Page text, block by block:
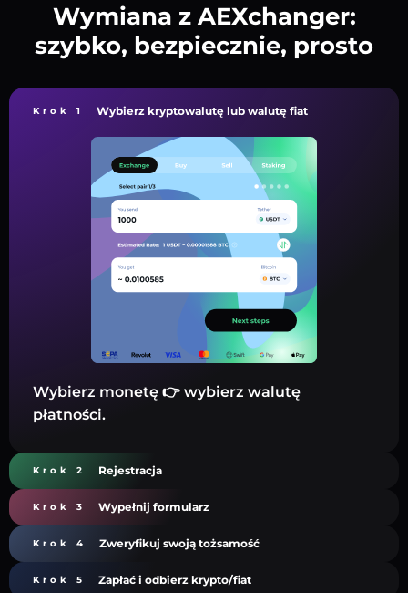
Wymiana z AEXchanger:
szybko, bezpiecznie, prosto
Krok 1 Wybierz kryptowalutę lub walutę fiat
Wybierz monetę 👉 wybierz walutę
płatności.
Krok 2 Rejestracja
Krok 3 Wypełnij formularz
Krok 4 Zweryfikuj swoją tożsamość
Krok 5 Zapłać i odbierz krypto/fiat